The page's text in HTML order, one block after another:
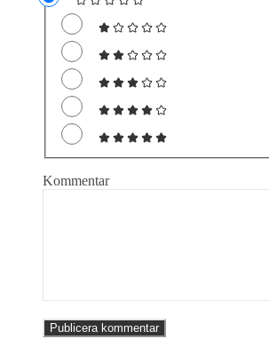
Kommentar